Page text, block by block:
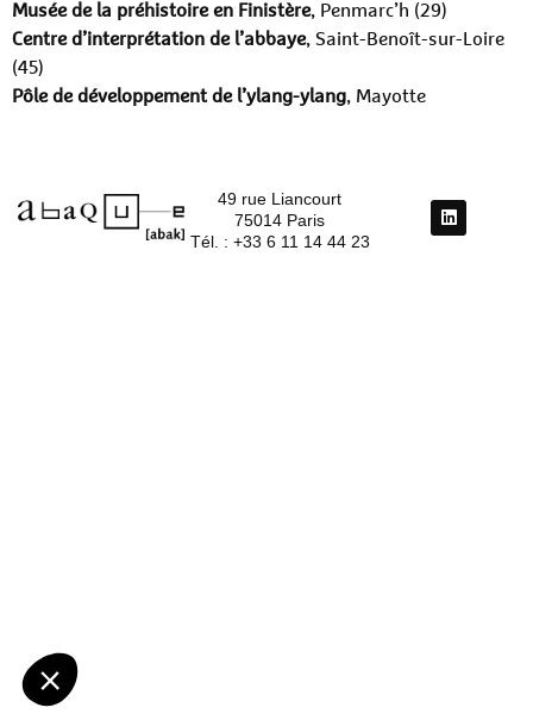
Musée de la préhistoire en Finistère, Penmarc’h (29)
Centre d’interprétation de l’abbaye, Saint-Benoît-sur-Loire
(45)
Pôle de développement de l’ylang-ylang, Mayotte
49 rue Liancourt
75014 Paris
Tél. : +33 6 11 14 44 23